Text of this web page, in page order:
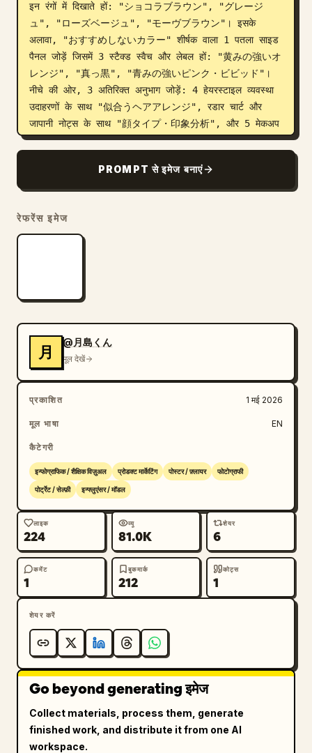
इन रंगों में दिखाते हों: "ショコラブラウン", "グレージ
ュ", "ローズベージュ", "モーヴブラウン"। इसके
अलावा, "おすすめしないカラー" शीर्षक वाला 1 पतला साइड
पैनल जोड़ें जिसमें 3 स्टैक्ड स्वैच और लेबल हों: "黄みの強いオ
レンジ", "真っ黒", "青みの強いピンク・ビビッド"।
नीचे की ओर, 3 अतिरिक्त अनुभाग जोड़ें: 4 हेयरस्टाइल व्यवस्था
उदाहरणों के साथ "似合うヘアアレンジ", रडार चार्ट और
जापानी नोट्स के साथ "顔タイプ・印象分析", और 5 मेकअप
आइटम पंक्तियों के साथ "メイクポイント" जिन्हें "ベース",
लेबल किया गया हो। सॉफ्ट लक्जरी सैलून ब्रांडिंग, पतले सुनहरे
बॉर्डर, गोल सफेद पैनल, सूक्ष्म पुष्प कोणीय आभूषण और एक साफ
PROMPT से इमेज बनाएं
रेफरेंस इमेज
月
@月島くん
मूल देखें
प्रकाशित 1 मई 2026
मूल भाषा EN
कैटेगरी
इन्फोग्राफिक / शैक्षिक विज़ुअल प्रोडक्ट मार्केटिंग पोस्टर / फ़्लायर फोटोग्राफी
पोर्ट्रेट / सेल्फ़ी इन्फ्लुएंसर / मॉडल
लाइक
224
व्यू
81.0K
शेयर
6
कमेंट
1
बुकमार्क
212
कोट्स
1
शेयर करें
Go beyond generating इमेज
Collect materials, process them, generate
finished work, and distribute it from one AI
workspace.